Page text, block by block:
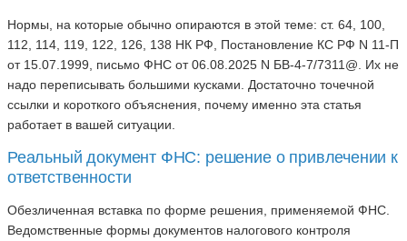
Нормы, на которые обычно опираются в этой теме: ст. 64, 100,
112, 114, 119, 122, 126, 138 НК РФ, Постановление КС РФ N 11-П
от 15.07.1999, письмо ФНС от 06.08.2025 N БВ-4-7/7311@. Их не
надо переписывать большими кусками. Достаточно точечной
ссылки и короткого объяснения, почему именно эта статья
работает в вашей ситуации.
Реальный документ ФНС: решение о привлечении к
ответственности
Обезличенная вставка по форме решения, применяемой ФНС.
Ведомственные формы документов налогового контроля